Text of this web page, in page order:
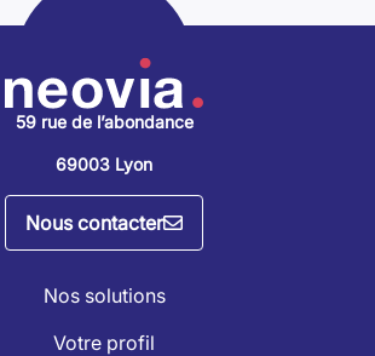
59 rue de l’abondance
69003 Lyon
Nous contacter
Nos solutions
Votre profil